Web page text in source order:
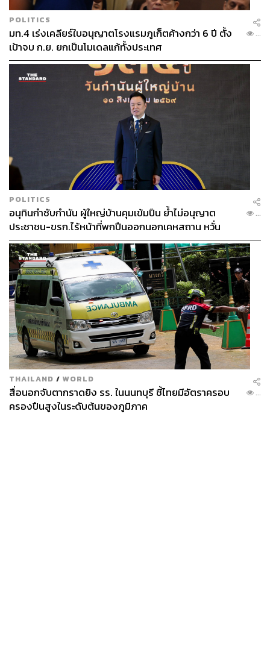
POLITICS
มท.4 เร่งเคลียร์ใบอนุญาตโรงแรมภูเก็ตค้างกว่า 6 ปี ตั้ง
เป้าจบ ก.ย. ยกเป็นโมเดลแก้ทั้งประเทศ
...
POLITICS
อนุทินกำชับกำนัน ผู้ใหญ่บ้านคุมเข้มปืน ย้ำไม่อนุญาต
ประชาชน-ขรก.ไร้หน้าที่พกปืนออกนอกเคหสถาน หวั่น
พฤติกรรมลอกเลียนแบบ จ่อลงพื้นที่เกิดเหตุ
...
THAILAND / WORLD
สื่อนอกจับตากราดยิง รร. ในนนทบุรี ชี้ไทยมีอัตราครอบ
ครองปืนสูงในระดับต้นของภูมิภาค
...